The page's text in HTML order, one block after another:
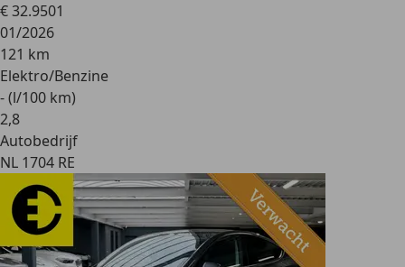
€ 32.9501
01/2026
121 km
Elektro/Benzine
- (l/100 km)
2,8
Autobedrijf
NL 1704 RE